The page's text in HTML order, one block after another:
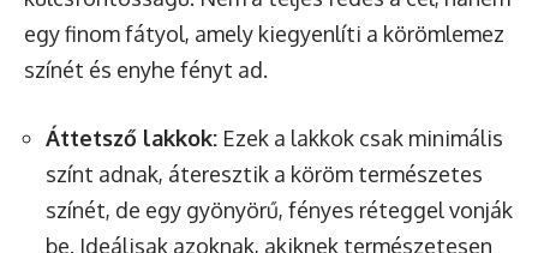
egy finom fátyol, amely kiegyenlíti a körömlemez
színét és enyhe fényt ad.
Áttetsző lakkok: Ezek a lakkok csak minimális
színt adnak, áteresztik a köröm természetes
színét, de egy gyönyörű, fényes réteggel vonják
be. Ideálisak azoknak, akiknek természetesen